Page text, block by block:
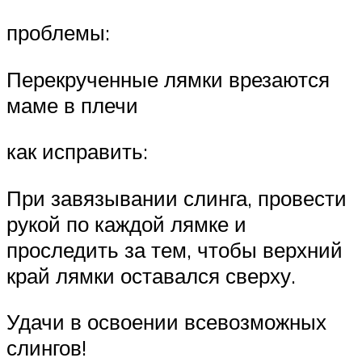
проблемы:
Перекрученные лямки врезаются
маме в плечи
как исправить:
При завязывании слинга, провести
рукой по каждой лямке и
проследить за тем, чтобы верхний
край лямки оставался сверху.
Удачи в освоении всевозможных
слингов!